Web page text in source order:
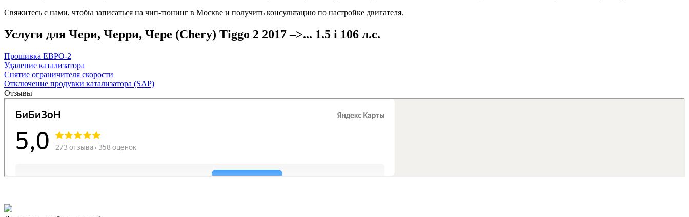
Свяжитесь с нами, чтобы записаться на чип-тюнинг в Москве и получить консультацию по настройке двигателя.
Услуги для Чери, Черри, Чере (Chery) Tiggo 2 2017 –>... 1.5 i 106 л.с.
Прошивка ЕВРО-2
Удаление катализатора
Снятие ограничителя скорости
Отключение продувки катализатора (SAP)
Отзывы